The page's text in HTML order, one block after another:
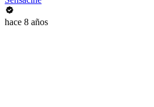
hace 8 años